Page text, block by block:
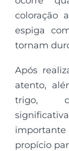
coloração
espiga
tornam
Após
atento,
trigo,
propício